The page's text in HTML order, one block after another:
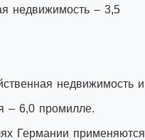
недвижимость – 3,5
недвижимость и
– 6,0 промилле.
Германии применяются